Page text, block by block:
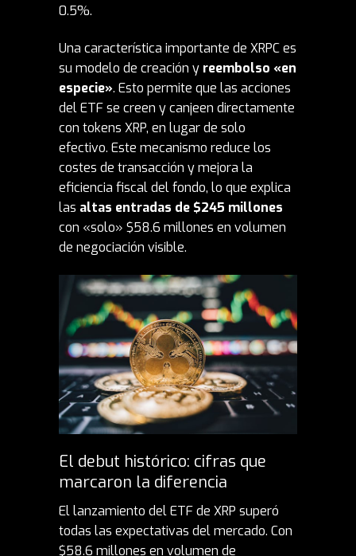
0.5%.
Una característica importante de XRPC es
su modelo de creación y reembolso «en
especie». Esto permite que las acciones
del ETF se creen y canjeen directamente
con tokens XRP, en lugar de solo
efectivo. Este mecanismo reduce los
costes de transacción y mejora la
eficiencia fiscal del fondo, lo que explica
las altas entradas de $245 millones
con «solo» $58.6 millones en volumen
de negociación visible.
El debut histórico: cifras que
marcaron la diferencia
El lanzamiento del ETF de XRP superó
todas las expectativas del mercado. Con
$58.6 millones en volumen de